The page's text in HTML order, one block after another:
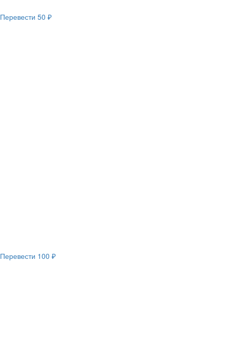
Перевести 50 ₽
Перевести 100 ₽